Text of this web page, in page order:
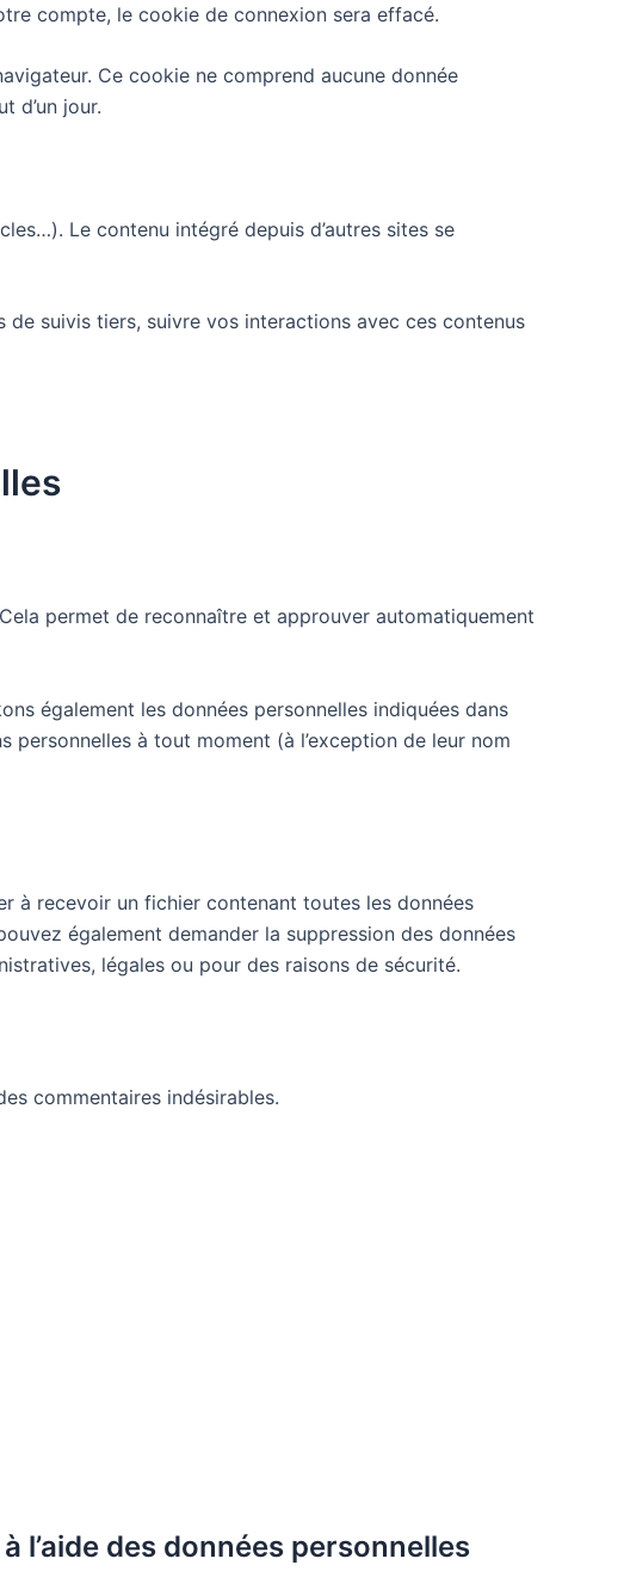
compte, le cookie de connexion sera effacé.
Ce cookie ne comprend aucune donnée
d’un jour.
Le contenu intégré depuis d’autres sites se
suivis tiers, suivre vos interactions avec ces contenus
permet de reconnaître et approuver automatiquement
également les données personnelles indiquées dans
à tout moment (à l’exception de leur nom
à recevoir un fichier contenant toutes les données
également demander la suppression des données
légales ou pour des raisons de sécurité.
commentaires indésirables.
l’aide des données personnelles